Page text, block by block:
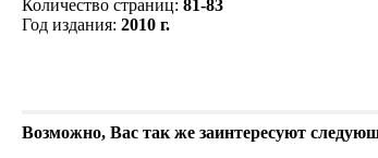
Количество страниц: 81-83
Год издания: 2010 г.
Возможно, Вас так же заинтересуют